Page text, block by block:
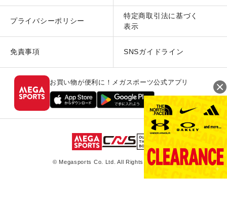
プライバシーポリシー
特定商取引法に基づく
表示
免責事項 SNSガイドライン
お買い物が便利に！メガスポーツ公式アプリ
© Megasports Co. Ltd. All Rights Reserved.